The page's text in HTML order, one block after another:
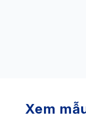
Xem